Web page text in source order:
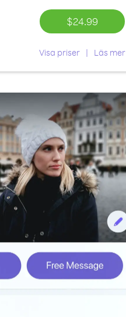
$24.99
Visa priser Läs mer